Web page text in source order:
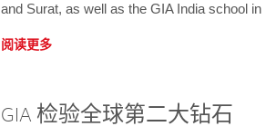
and Surat, as well as the GIA India school in
阅读更多
GIA 检验全球第二大钻石